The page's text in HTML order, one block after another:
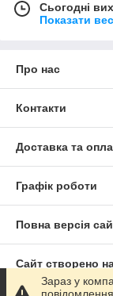
Сьогодні
Показати
Про нас
Контакти
Доставка та
Графік роботи
Повна версія
Сайт створено
Зараз у